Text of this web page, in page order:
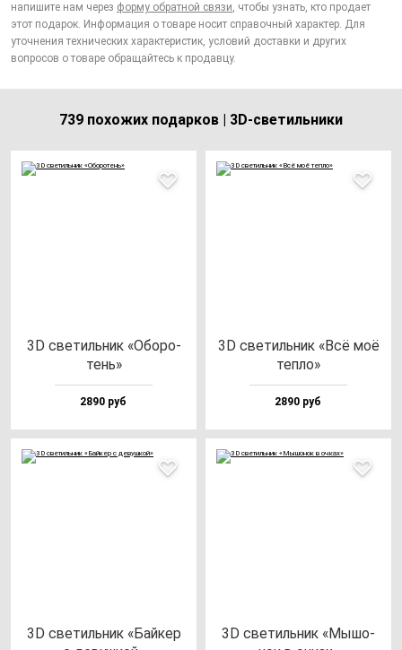
напишите нам через форму обратной связи, чтобы узнать, кто продает
этот подарок. Информация о товаре носит справочный характер. Для
уточнения технических характеристик, условий доставки и других
вопросов о товаре обращайтесь к продавцу.
739 похожих подарков | 3D-светильники
3D све­тиль­ник «Обо­ро­
тень»
2890 руб
3D све­тиль­ник «Всё моё
теп­ло»
2890 руб
3D све­тиль­ник «Бай­кер
3D све­тиль­ник «Мышо­